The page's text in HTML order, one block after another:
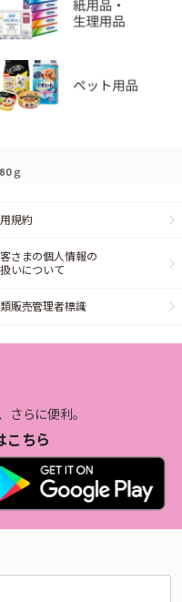
ｇ
規約
さまの個人情報の
いについて
販売管理者標識
さらに便利。
こちら